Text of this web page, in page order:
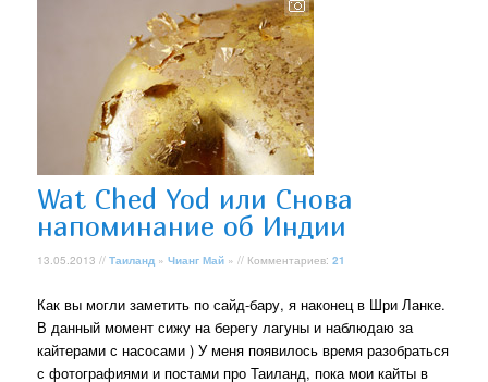
Wat Ched Yod или Снова
напоминание об Индии
13.05.2013 //Таиланд »Чианг Май » // Комментариев:21
Как вы могли заметить по сайд-бару, я наконец в Шри Ланке.
В данный момент сижу на берегу лагуны и наблюдаю за
кайтерами с насосами ) У меня появилось время разобраться
с фотографиями и постами про Таиланд, пока мои кайты в